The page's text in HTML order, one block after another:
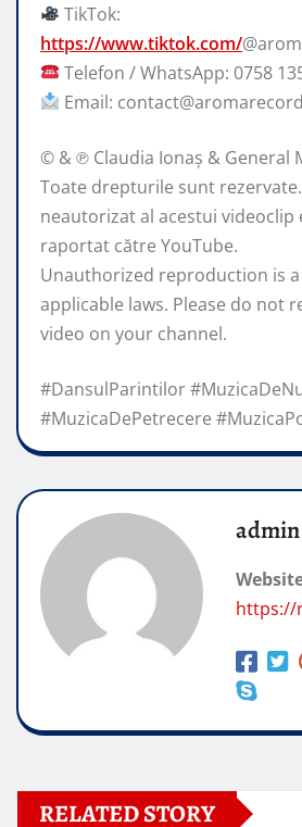
TikTok:
https://www.tiktok.com/
Telefon / WhatsApp: 0758
Email:
© & ℗ Claudia Ionaș & General
Toate drepturile sunt
neautorizat al acestui videoclip
raportat către YouTube.
Unauthorized reproduction is
applicable laws. Please do not
video on your channel.
#DansulParintilor
#MuzicaDePetrecere
admin
https://
RELATED STORY